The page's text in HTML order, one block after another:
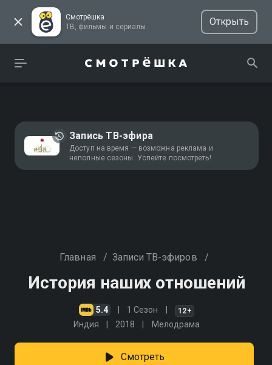
Смотрёшка
ТВ, фильмы и сериалы
Открыть
Запись ТВ-эфира
Доступ на время — возможна реклама и
неполные сезоны. Успейте посмотреть!
Главная / Записи ТВ-эфиров /
История наших отношений
5.4 1 Сезон 12+
Индия 2018 Мелодрама
Смотреть